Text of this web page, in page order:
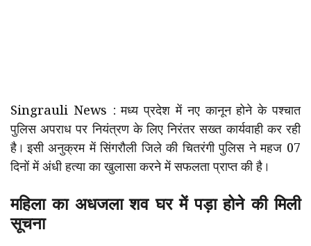
Singrauli News : मध्य प्रदेश में नए कानून होने के पश्चात
पुलिस अपराध पर नियंत्रण के लिए निरंतर सख्त कार्यवाही कर रही
है। इसी अनुक्रम में सिंगरौली जिले की चितरंगी पुलिस ने महज 07
दिनों में अंधी हत्या का खुलासा करने में सफलता प्राप्त की है।
महिला का अधजला शव घर में पड़ा होने की मिली
सूचना